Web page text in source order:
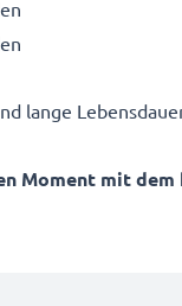
lange
Moment mit